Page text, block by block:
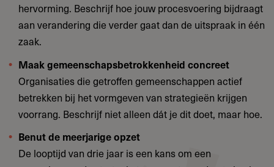
hervorming. Beschrijf hoe jouw procesvoering bijdraagt
aan verandering die verder gaat dan de uitspraak in één
zaak.
Maak gemeenschapsbetrokkenheid concreet
Organisaties die getroffen gemeenschappen actief
betrekken bij het vormgeven van strategieën krijgen
voorrang. Beschrijf niet alleen dát je dit doet, maar hoe.
Benut de meerjarige opzet
De looptijd van drie jaar is een kans om een